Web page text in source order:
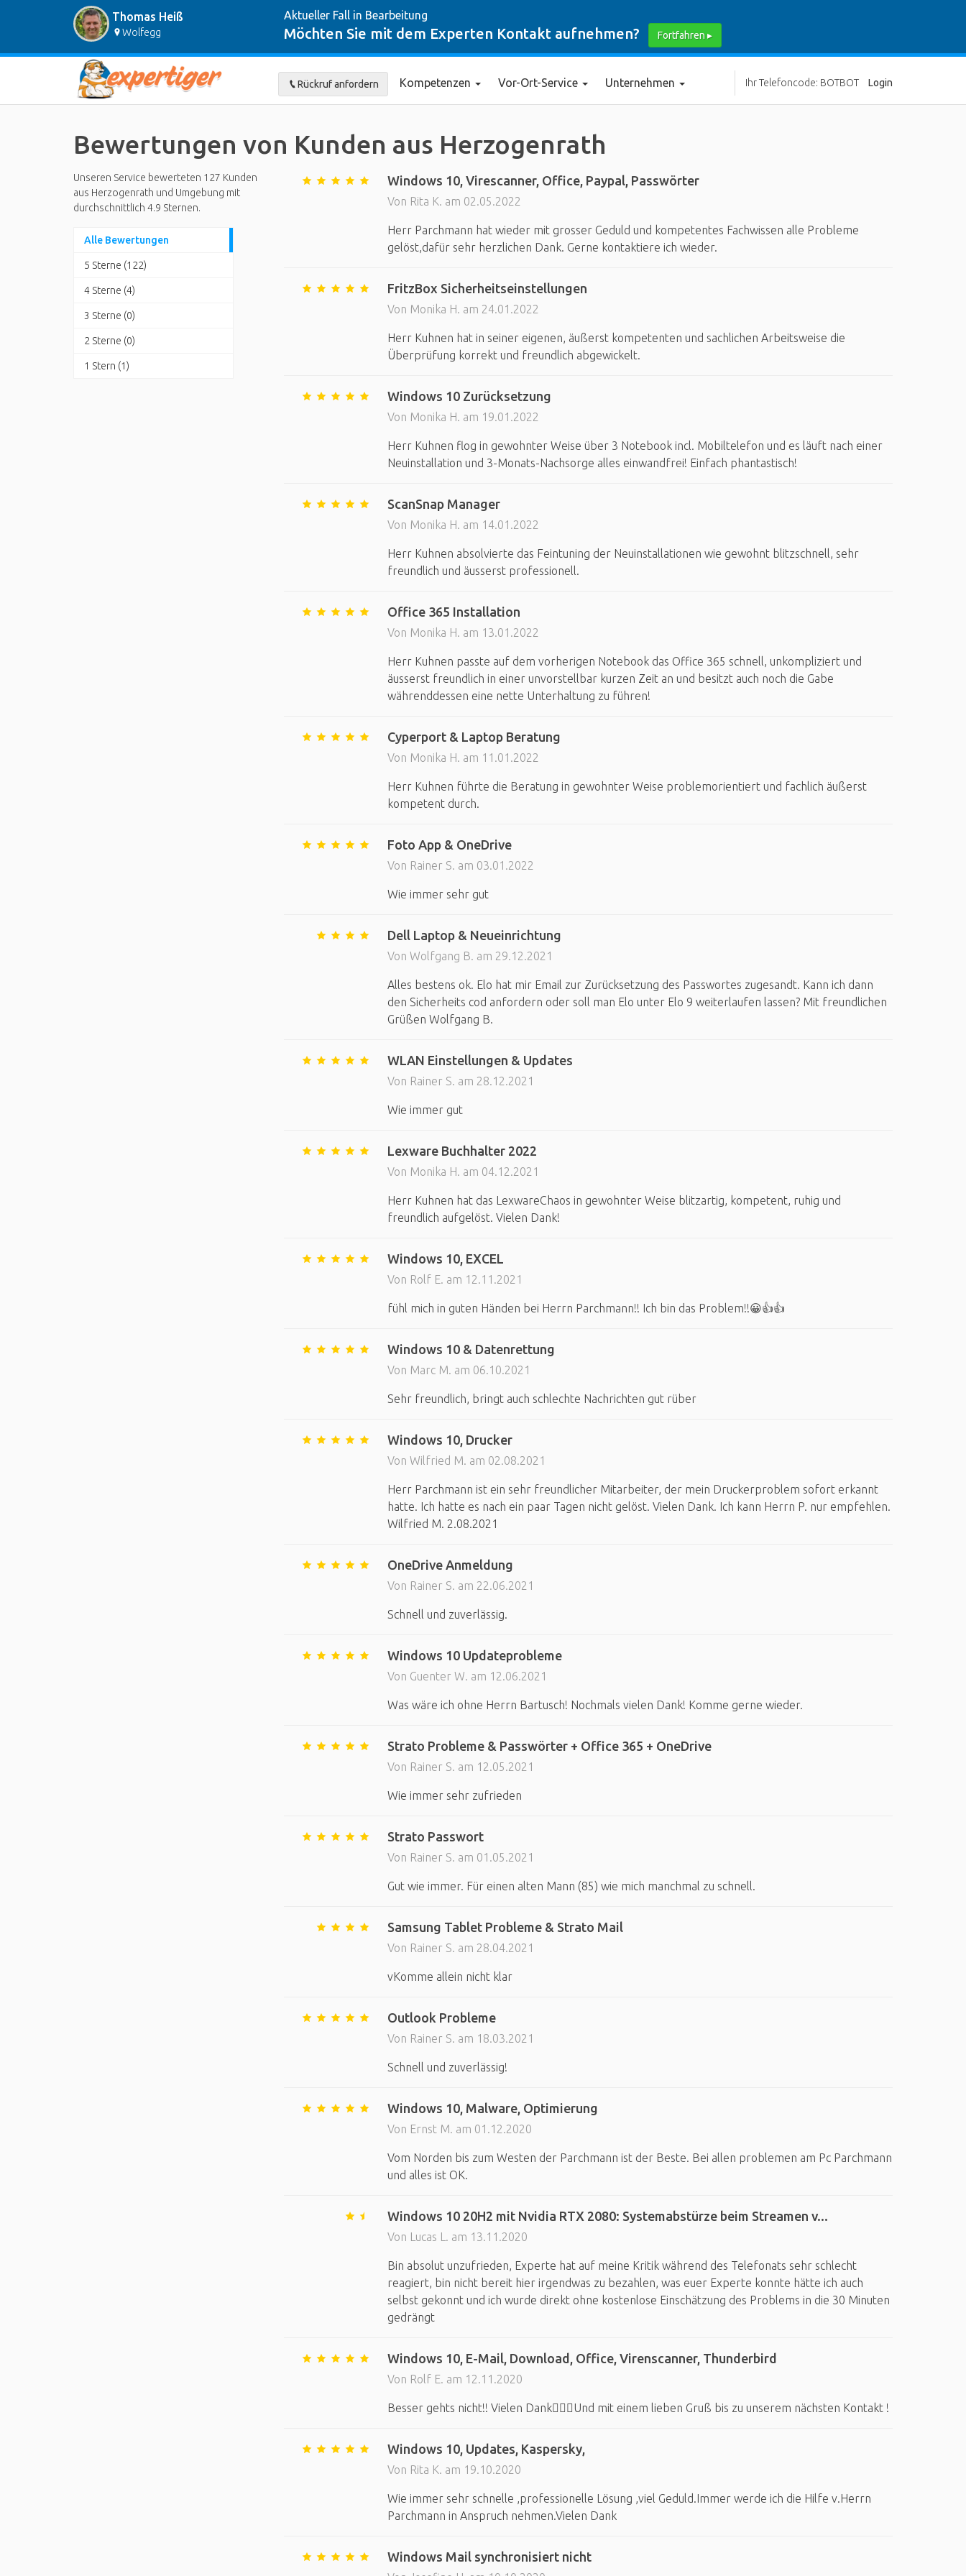
Thomas Heiß
Wolfegg
Aktueller Fall in Bearbeitung
Möchten Sie mit dem Experten Kontakt aufnehmen? Fortfahren ▸
Rückruf anfordern Kompetenzen Vor-Ort-Service Unternehmen Ihr Telefoncode: BOTBOT Login
Bewertungen von Kunden aus Herzogenrath
Unseren Service bewerteten 127 Kunden
aus Herzogenrath und Umgebung mit
durchschnittlich 4.9 Sternen.
Alle Bewertungen
5 Sterne (122)
4 Sterne (4)
3 Sterne (0)
2 Sterne (0)
1 Stern (1)
Windows 10, Virescanner, Office, Paypal, Passwörter
Von Rita K. am 02.05.2022
Herr Parchmann hat wieder mit grosser Geduld und kompetentes Fachwissen alle Probleme
gelöst,dafür sehr herzlichen Dank. Gerne kontaktiere ich wieder.
FritzBox Sicherheitseinstellungen
Von Monika H. am 24.01.2022
Herr Kuhnen hat in seiner eigenen, äußerst kompetenten und sachlichen Arbeitsweise die
Überprüfung korrekt und freundlich abgewickelt.
Windows 10 Zurücksetzung
Von Monika H. am 19.01.2022
Herr Kuhnen flog in gewohnter Weise über 3 Notebook incl. Mobiltelefon und es läuft nach einer
Neuinstallation und 3-Monats-Nachsorge alles einwandfrei! Einfach phantastisch!
ScanSnap Manager
Von Monika H. am 14.01.2022
Herr Kuhnen absolvierte das Feintuning der Neuinstallationen wie gewohnt blitzschnell, sehr
freundlich und äusserst professionell.
Office 365 Installation
Von Monika H. am 13.01.2022
Herr Kuhnen passte auf dem vorherigen Notebook das Office 365 schnell, unkompliziert und
äusserst freundlich in einer unvorstellbar kurzen Zeit an und besitzt auch noch die Gabe
währenddessen eine nette Unterhaltung zu führen!
Cyperport & Laptop Beratung
Von Monika H. am 11.01.2022
Herr Kuhnen führte die Beratung in gewohnter Weise problemorientiert und fachlich äußerst
kompetent durch.
Foto App & OneDrive
Von Rainer S. am 03.01.2022
Wie immer sehr gut
Dell Laptop & Neueinrichtung
Von Wolfgang B. am 29.12.2021
Alles bestens ok. Elo hat mir Email zur Zurücksetzung des Passwortes zugesandt. Kann ich dann
den Sicherheits cod anfordern oder soll man Elo unter Elo 9 weiterlaufen lassen? Mit freundlichen
Grüßen Wolfgang B.
WLAN Einstellungen & Updates
Von Rainer S. am 28.12.2021
Wie immer gut
Lexware Buchhalter 2022
Von Monika H. am 04.12.2021
Herr Kuhnen hat das LexwareChaos in gewohnter Weise blitzartig, kompetent, ruhig und
freundlich aufgelöst. Vielen Dank!
Windows 10, EXCEL
Von Rolf E. am 12.11.2021
fühl mich in guten Händen bei Herrn Parchmann!! Ich bin das Problem!!😀👍👍
Windows 10 & Datenrettung
Von Marc M. am 06.10.2021
Sehr freundlich, bringt auch schlechte Nachrichten gut rüber
Windows 10, Drucker
Von Wilfried M. am 02.08.2021
Herr Parchmann ist ein sehr freundlicher Mitarbeiter, der mein Druckerproblem sofort erkannt
hatte. Ich hatte es nach ein paar Tagen nicht gelöst. Vielen Dank. Ich kann Herrn P. nur empfehlen.
Wilfried M. 2.08.2021
OneDrive Anmeldung
Von Rainer S. am 22.06.2021
Schnell und zuverlässig.
Windows 10 Updateprobleme
Von Guenter W. am 12.06.2021
Was wäre ich ohne Herrn Bartusch! Nochmals vielen Dank! Komme gerne wieder.
Strato Probleme & Passwörter + Office 365 + OneDrive
Von Rainer S. am 12.05.2021
Wie immer sehr zufrieden
Strato Passwort
Von Rainer S. am 01.05.2021
Gut wie immer. Für einen alten Mann (85) wie mich manchmal zu schnell.
Samsung Tablet Probleme & Strato Mail
Von Rainer S. am 28.04.2021
vKomme allein nicht klar
Outlook Probleme
Von Rainer S. am 18.03.2021
Schnell und zuverlässig!
Windows 10, Malware, Optimierung
Von Ernst M. am 01.12.2020
Vom Norden bis zum Westen der Parchmann ist der Beste. Bei allen problemen am Pc Parchmann
und alles ist OK.
Windows 10 20H2 mit Nvidia RTX 2080: Systemabstürze beim Streamen v...
Von Lucas L. am 13.11.2020
Bin absolut unzufrieden, Experte hat auf meine Kritik während des Telefonats sehr schlecht
reagiert, bin nicht bereit hier irgendwas zu bezahlen, was euer Experte konnte hätte ich auch
selbst gekonnt und ich wurde direkt ohne kostenlose Einschätzung des Problems in die 30 Minuten
gedrängt
Windows 10, E-Mail, Download, Office, Virenscanner, Thunderbird
Von Rolf E. am 12.11.2020
Besser gehts nicht!! Vielen Dank🙋🏼‍♂️Und mit einem lieben Gruß bis zu unserem nächsten Kontakt !
Windows 10, Updates, Kaspersky,
Von Rita K. am 19.10.2020
Wie immer sehr schnelle ,professionelle Lösung ,viel Geduld.Immer werde ich die Hilfe v.Herrn
Parchmann in Anspruch nehmen.Vielen Dank
Windows Mail synchronisiert nicht